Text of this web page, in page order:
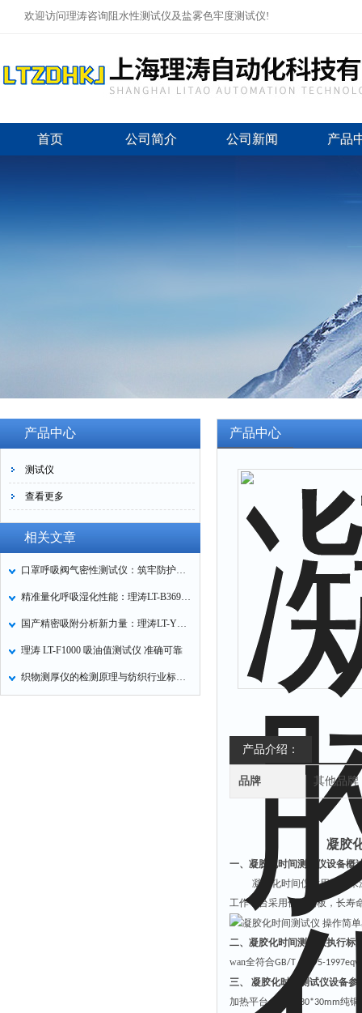
欢迎访问理涛咨询阻水性测试仪及盐雾色牢度测试仪!
首页 公司简介 公司新闻 产品
产品中心
测试仪
查看更多
相关文章
口罩呼吸阀气密性测试仪：筑牢防护口罩的质量关卡
精准量化呼吸湿化性能：理涛LT-B369湿化器数据采集装置技术解析
国产精密吸附分析新力量：理涛LT-Y019A全自动高压吸附仪的性能与应用解析
理涛 LT-F1000 吸油值测试仪 准确可靠
织物测厚仪的检测原理与纺织行业标准化应用
产品中心
产品介绍：
品牌 其他品牌
凝胶
一、凝胶化时间测试仪设备概
凝胶化时间仪适用于粉
工作平台采用优质铜板，长寿
二、凝胶化时间测试仪执行标
wan全符合GB/T 16995-1997eqv
三、 凝胶化时间测试仪设备参
加热平台：
30*30mm纯铜